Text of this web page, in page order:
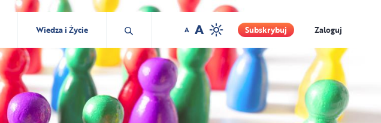
Wiedza i Życie Subskrybuj Zaloguj